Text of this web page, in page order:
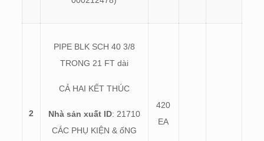
2
PIPE BLK SCH 40 3/8
TRONG 21 FT dài
CẢ HAI KẾT THÚC
Nhà sản xuất ID: 21710
CÁC PHỤ KIỆN & ốNG
420
EA